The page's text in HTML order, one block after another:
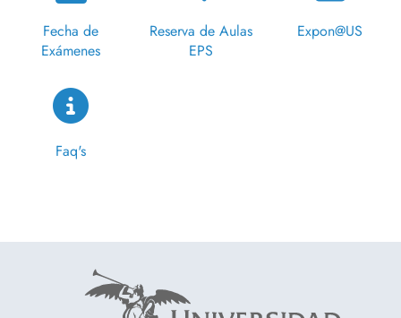
Fecha de
Exámenes
Reserva de Aulas
EPS
Expon@US
Faq's